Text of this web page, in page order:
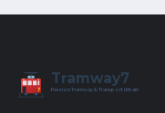
7
Tramway7
Passion Tramway & Transport Urbain